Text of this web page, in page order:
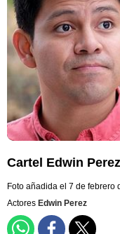
Cartel Edwin Perez
Foto añadida el 7 de febrero
Actores Edwin Perez